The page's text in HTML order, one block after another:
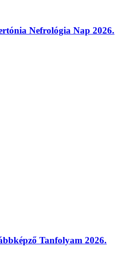
Nefrológia Nap 2026.
Tanfolyam 2026.